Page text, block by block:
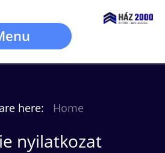
here: Home
nyilatkozat